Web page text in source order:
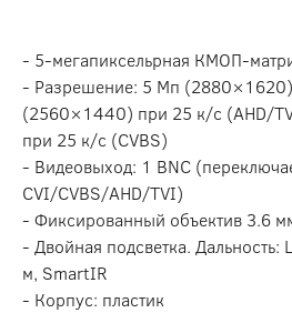
- 5-мегапиксельрная КМОП-
- Разрешение: 5 Мп
(2560×1440) при 25 к/c (AHD/
при 25 к/с (CVBS)
- Видеовыход: 1 BNC
CVI/CVBS/AHD/TVI)
- Фиксированный объектив 3.6
- Двойная подсветка.
м, SmartIR
- Корпус: пластик